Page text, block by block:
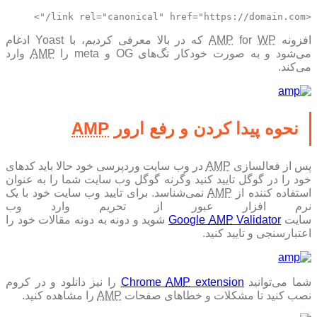
افزونه AMPforWP
که در بالا معرفی کردیم، با Yoast ادغام
می‌شود و به صورت خودکار تگ‌های OG و meta را
AMPوارد
می‌کند.
نحوه پیدا کردن و رفع ارور AMP
پس از فعالسازیAMPدر وب سایت وردپرسی خود حالا باید کد‌های
خود را در گوگل تایید کنید وگرنه گوگل وب سایت‌ شما را به عنوان
استفاده کننده از
AMPنمی‌شناسد. برای تایید وب سایت خود با یک
نرم افزار عبور از تحریم وارد وب
سایت
GoogleAMPValidator
شوید و دونه به دونه مقالات خود را
اعتبارسنجی و تایید کنید.
شما می‌توانید ChromeAMPextension
را نیز دانلود و در کروم
نصب کنید تا مشکلات و خطاهای صفحاتAMPرا مشاهده کنید.